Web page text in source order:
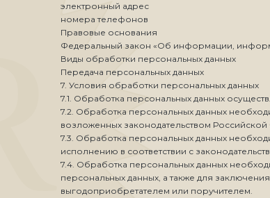
электронный адрес
номера телефонов
Правовые основания
Федеральный закон «Об информации,
Виды обработки персональных данных
Передача персональных данных
7. Условия обработки персональных данных
7.1. Обработка персональных данных
7.2. Обработка персональных данных
возложенных законодательством
7.3. Обработка персональных данных
исполнению в соответствии с
7.4. Обработка персональных данных
персональных данных, а также для
выгодоприобретателем или поручителем.